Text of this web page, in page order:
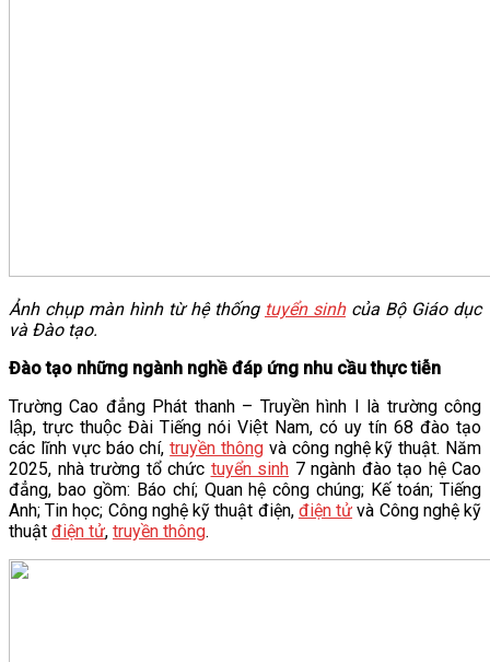
Ảnh chụp màn hình từ hệ thống tuyển sinhcủa Bộ Giáo dục
và Đào tạo.
Đào tạo những ngành nghề đáp ứng nhu cầu thực tiễn
Trường Cao đẳng Phát thanh – Truyền hình I là trường công
lập, trực thuộc Đài Tiếng nói Việt Nam, có uy tín 68 đào tạo
các lĩnh vực báo chí,truyền thông và công nghệ kỹ thuật. Năm
2025, nhà trường tổ chức tuyển sinh 7 ngành đào tạo hệ Cao
đẳng, bao gồm: Báo chí; Quan hệ công chúng; Kế toán; Tiếng
Anh; Tin học; Công nghệ kỹ thuật điện, điện tử và Công nghệ kỹ
thuật điện tử, truyền thông.